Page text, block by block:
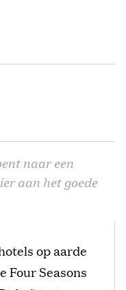
naar een
aan het goede
op aarde
Four Seasons